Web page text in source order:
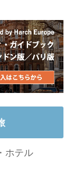
ホテル